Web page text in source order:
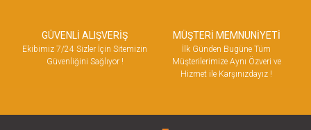
GÜVENLİ ALIŞVERİŞ
Ekibimiz 7/24 Sizler İçin Sitemizin
Güvenliğini Sağlıyor !
MÜŞTERİ MEMNUNİYETİ
İlk Günden Bugüne Tüm
Müşterilerimize Aynı Özveri ve
Hizmet ile Karşınızdayız !